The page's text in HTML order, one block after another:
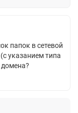
папок в сетевой
указанием типа
домена?